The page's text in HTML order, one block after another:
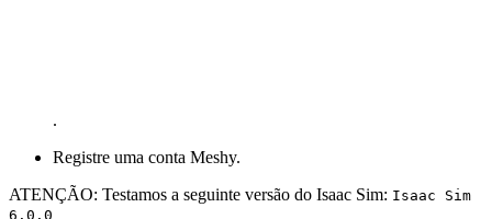
.
Registre uma conta Meshy.
ATENÇÃO: Testamos a seguinte versão do Isaac Sim: Isaac Sim
6.0.0